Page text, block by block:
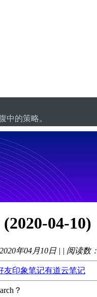
中的策略。
04-10)
年04月10日 | | 阅读数：
友印象笔记有道云笔记
？